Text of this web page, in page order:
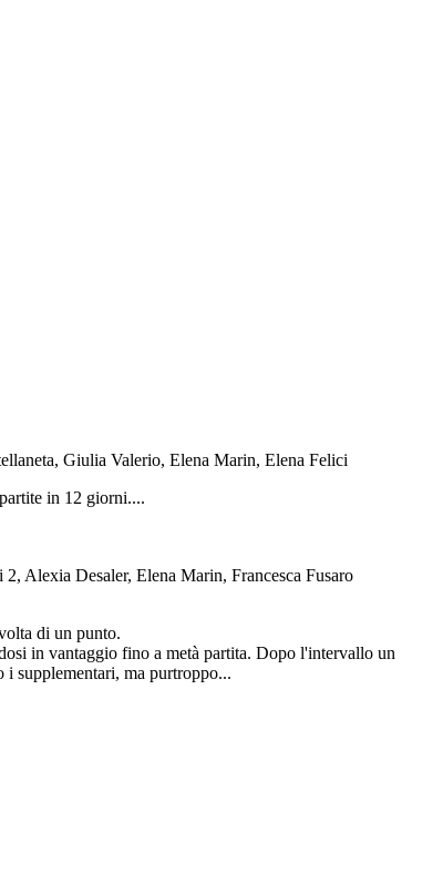
Giulia Valerio, Elena Marin, Elena Felici
in 12 giorni....
Alexia Desaler, Elena Marin, Francesca Fusaro
di un punto.
in vantaggio fino a metà partita. Dopo l'intervallo un
supplementari, ma purtroppo...